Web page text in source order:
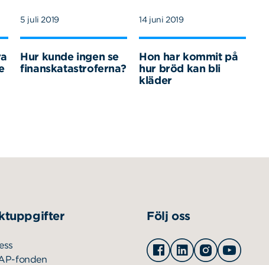
5 juli 2019
Hur kunde ingen se
finanskatastroferna?
14 juni 2019
Hon har kommit på
hur bröd kan bli
kläder
fonden
Följ oss
Facebook
LinkedinInstagram